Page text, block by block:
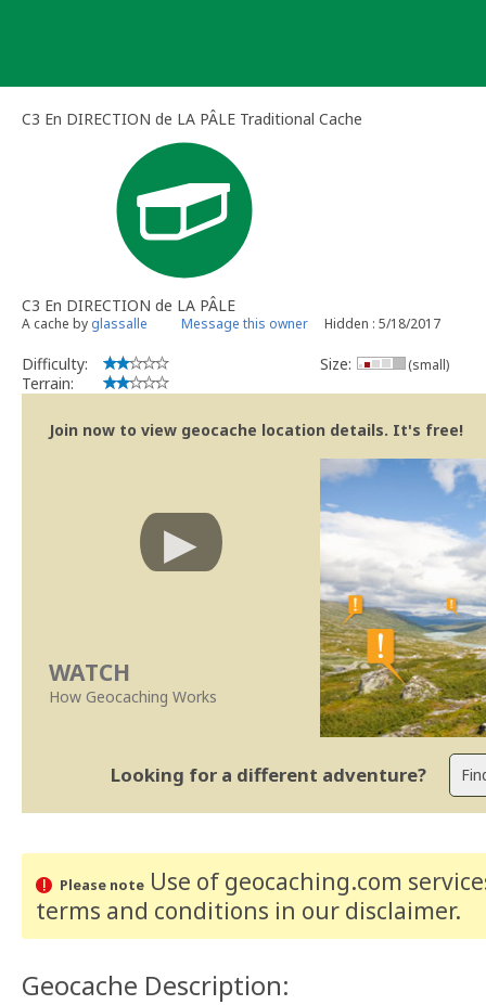
C3 En DIRECTION de LA PÂLE Traditional Cache
C3 En DIRECTION de LA PÂLE
A cache by glassalle Message this owner Hidden : 5/18/2017
Difficulty:
Terrain:
Size: (small)
Join now to view geocache location details. It's free!
WATCH
How Geocaching Works
Looking for a different adventure?
Please noteUse of geocaching.com
terms and conditions in our disclaimer.
Geocache Description: